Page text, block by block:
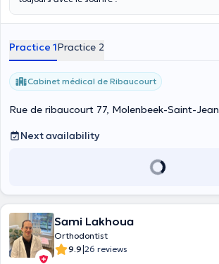
Practice 1Practice 2
Cabinet médical de Ribaucourt
Rue de ribaucourt 77, Molenbeek-Saint-Jean
Next availability
Sami Lakhoua
Orthodontist
9.9|26 reviews